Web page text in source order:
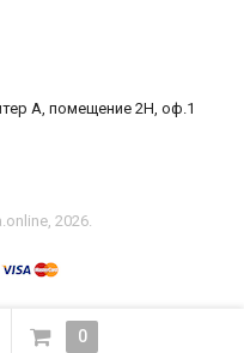
А, помещение 2Н, оф.1
2026.
0